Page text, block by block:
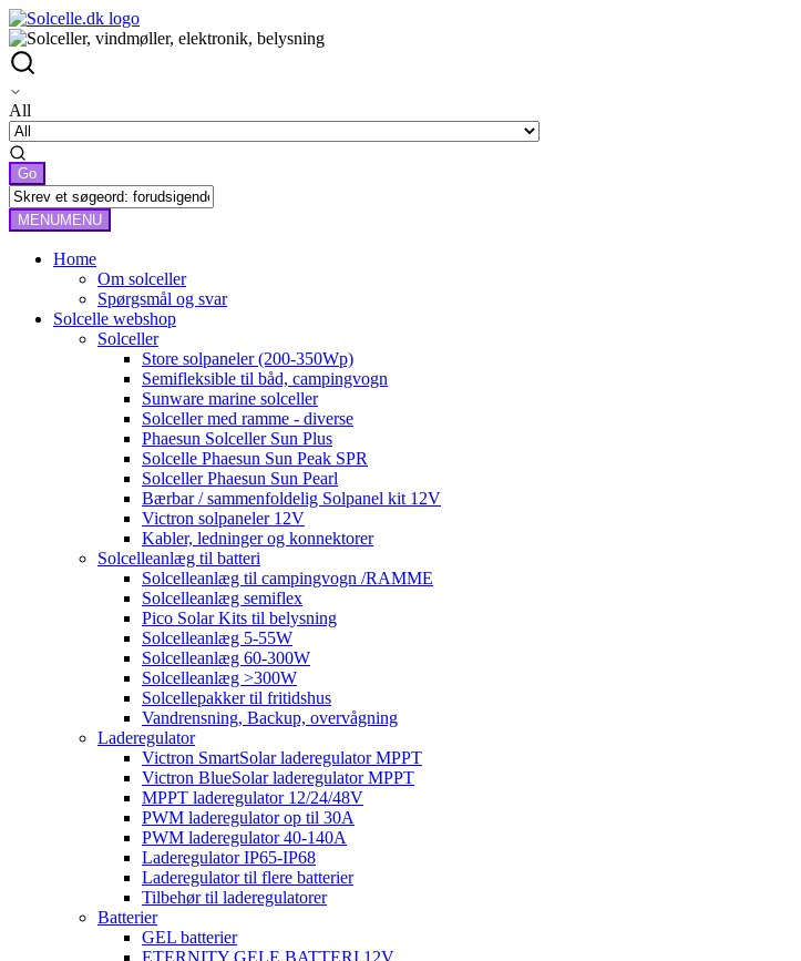
All
MENUMENU
Home
Om solceller
Spørgsmål og svar
Solcelle webshop
Solceller
Store solpaneler (200-350Wp)
Semifleksible til båd, campingvogn
Sunware marine solceller
Solceller med ramme - diverse
Phaesun Solceller Sun Plus
Solcelle Phaesun Sun Peak SPR
Solceller Phaesun Sun Pearl
Bærbar / sammenfoldelig Solpanel kit 12V
Victron solpaneler 12V
Kabler, ledninger og konnektorer
Solcelleanlæg til batteri
Solcelleanlæg til campingvogn /RAMME
Solcelleanlæg semiflex
Pico Solar Kits til belysning
Solcelleanlæg 5-55W
Solcelleanlæg 60-300W
Solcelleanlæg >300W
Solcellepakker til fritidshus
Vandrensning, Backup, overvågning
Laderegulator
Victron SmartSolar laderegulator MPPT
Victron BlueSolar laderegulator MPPT
MPPT laderegulator 12/24/48V
PWM laderegulator op til 30A
PWM laderegulator 40-140A
Laderegulator IP65-IP68
Laderegulator til flere batterier
Tilbehør til laderegulatorer
Batterier
GEL batterier